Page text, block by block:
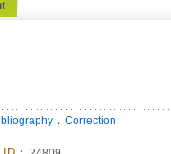
． Correction